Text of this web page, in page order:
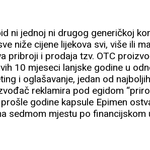
ni jednoj ni drugog generičkoj
niže cijene lijekova svi, više ili
pribroji i prodaja tzv. OTC
10 mjeseci lanjske godine u
i oglašavanje, jedan od najboljih
reklamira pod egidom
godine kapsule Epimen
sedmom mjestu po financijskom